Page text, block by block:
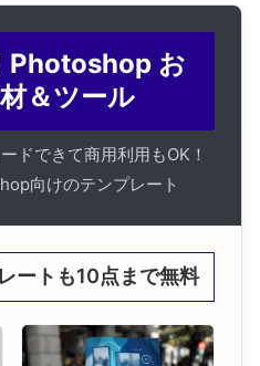
Photoshop お
＆ツール
ドできて商用利用もOK！
向けのテンプレート
ートも10点まで無料